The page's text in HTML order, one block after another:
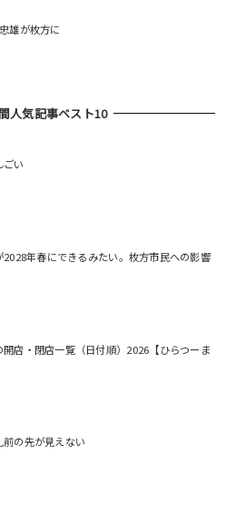
雄が枚方に
人気記事ベスト10
ごい
年春にできるみたい。枚方市民への影響
店・閉店一覧（日付順）2026【ひらつーま
の先が見えない